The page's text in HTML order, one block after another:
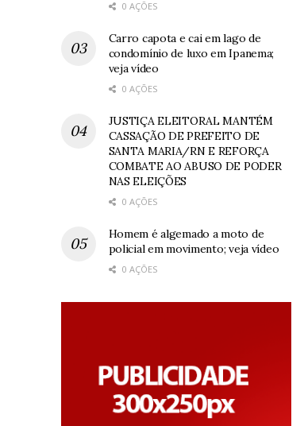
0 AÇÕES
Carro capota e cai em lago de
condomínio de luxo em Ipanema;
veja vídeo
0 AÇÕES
JUSTIÇA ELEITORAL MANTÉM
CASSAÇÃO DE PREFEITO DE
SANTA MARIA/RN E REFORÇA
COMBATE AO ABUSO DE PODER
NAS ELEIÇÕES
0 AÇÕES
Homem é algemado a moto de
policial em movimento; veja vídeo
0 AÇÕES